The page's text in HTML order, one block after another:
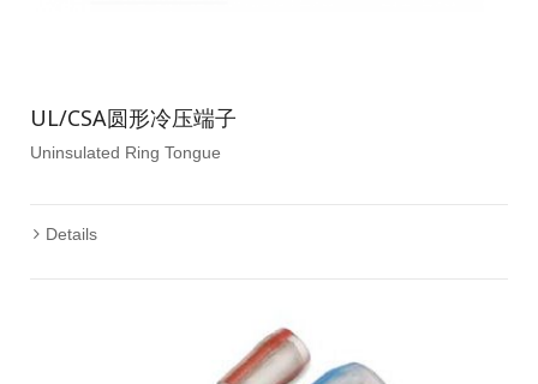
UL/CSA圆形冷压端子
Uninsulated Ring Tongue
Details